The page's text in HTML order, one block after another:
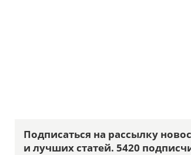
Подписаться на рассылку
и лучших статей. 5420